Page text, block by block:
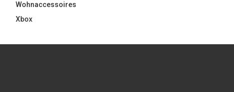
Wohnaccessoires
Xbox